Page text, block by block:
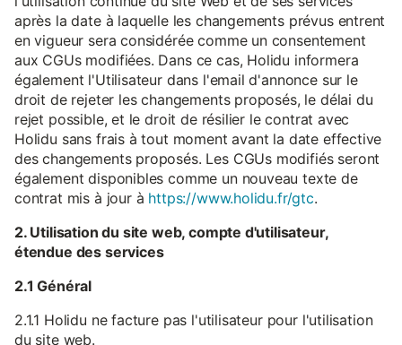
après la date à laquelle les changements prévus entrent
en vigueur sera considérée comme un consentement
aux CGUs modifiées. Dans ce cas, Holidu informera
également l'Utilisateur dans l'email d'annonce sur le
droit de rejeter les changements proposés, le délai du
rejet possible, et le droit de résilier le contrat avec
Holidu sans frais à tout moment avant la date effective
des changements proposés. Les CGUs modifiés seront
également disponibles comme un nouveau texte de
contrat mis à jour à https://www.holidu.fr/gtc.
2. Utilisation du site web, compte d'utilisateur,
étendue des services
2.1 Général
2.1.1 Holidu ne facture pas l'utilisateur pour l'utilisation
du site web.